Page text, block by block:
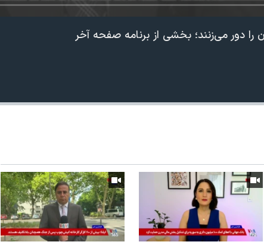
240p
360p
1080p
دور ‌می‌زنند؛ بخشی از برنامه صفحه آخر